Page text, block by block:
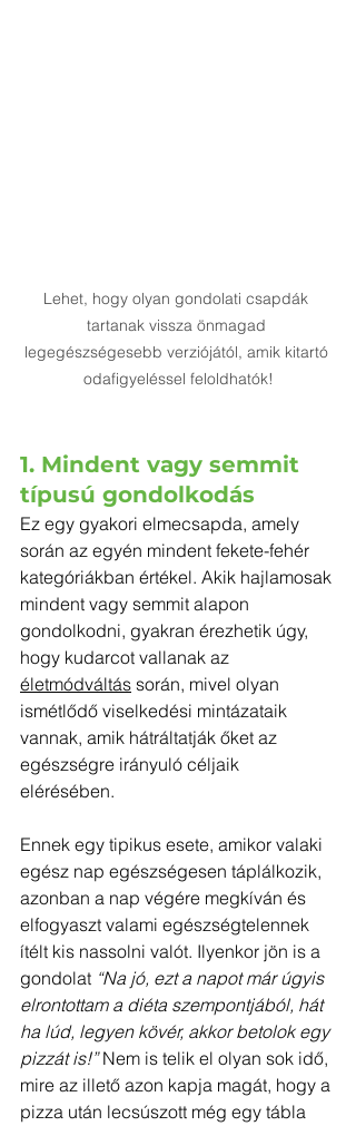
Lehet, hogy olyan gondolati csapdák
tartanak vissza önmagad
legegészségesebb verziójától, amik kitartó
odafigyeléssel feloldhatók!
1. Mindent vagy semmit
típusú gondolkodás
Ez egy gyakori elmecsapda, amely
során az egyén mindent fekete-fehér
kategóriákban értékel. Akik hajlamosak
mindent vagy semmit alapon
gondolkodni, gyakran érezhetik úgy,
hogy kudarcot vallanak az
életmódváltás során, mivel olyan
ismétlődő viselkedési mintázataik
vannak, amik hátráltatják őket az
egészségre irányuló céljaik
elérésében.
Ennek egy tipikus esete, amikor valaki
egész nap egészségesen táplálkozik,
azonban a nap végére megkíván és
elfogyaszt valami egészségtelennek
ítélt kis nassolni valót. Ilyenkor jön is a
gondolat “Na jó, ezt a napot már úgyis
elrontottam a diéta szempontjából, hát
ha lúd, legyen kövér, akkor betolok egy
pizzát is!” Nem is telik el olyan sok idő,
mire az illető azon kapja magát, hogy a
pizza után lecsúszott még egy tábla